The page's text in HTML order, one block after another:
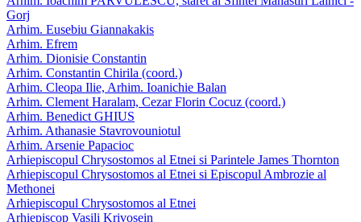
Gorj
Arhim. Eusebiu Giannakakis
Arhim. Efrem
Arhim. Dionisie Constantin
Arhim. Constantin Chirila (coord.)
Arhim. Cleopa Ilie, Arhim. Ioanichie Balan
Arhim. Clement Haralam, Cezar Florin Cocuz (coord.)
Arhim. Benedict GHIUS
Arhim. Athanasie Stavrovouniotul
Arhim. Arsenie Papacioc
Arhiepiscopul Chrysostomos al Etnei si Parintele James Thornton
Arhiepiscopul Chrysostomos al Etnei si Episcopul Ambrozie al
Methonei
Arhiepiscopul Chrysostomos al Etnei
Arhiepiscop Vasili Krivosein